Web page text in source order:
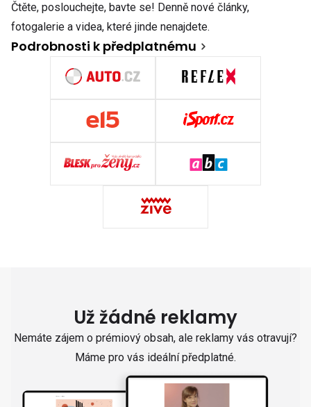
Čtěte, poslouchejte, bavte se! Denně nové články,
fotogalerie a videa, které jinde nenajdete.
Podrobnosti k předplatnému
Už žádné reklamy
Nemáte zájem o prémiový obsah, ale reklamy vás otravují?
Máme pro vás ideální předplatné.